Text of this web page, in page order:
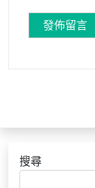
搜尋